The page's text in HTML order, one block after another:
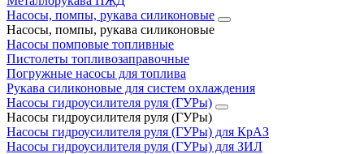
Насосы, помпы, рукава силиконовые
Насосы, помпы, рукава силиконовые
Насосы помповые топливные
Пистолеты топливозаправочные
Погружные насосы для топлива
Рукава силиконовые для систем охлаждения
Насосы гидроусилителя руля (ГУРы)
Насосы гидроусилителя руля (ГУРы)
Насосы гидроусилителя руля (ГУРы) для КрАЗ
Насосы гидроусилителя руля (ГУРы) для ЗИЛ